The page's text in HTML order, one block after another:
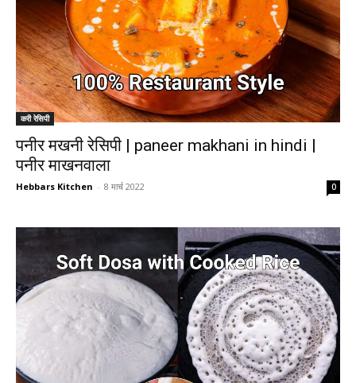
करी रेसिपी
पनीर मखनी रेसिपी | paneer makhani in hindi |
पनीर माखनवाला
Hebbars Kitchen - 8 मार्च 2022 0